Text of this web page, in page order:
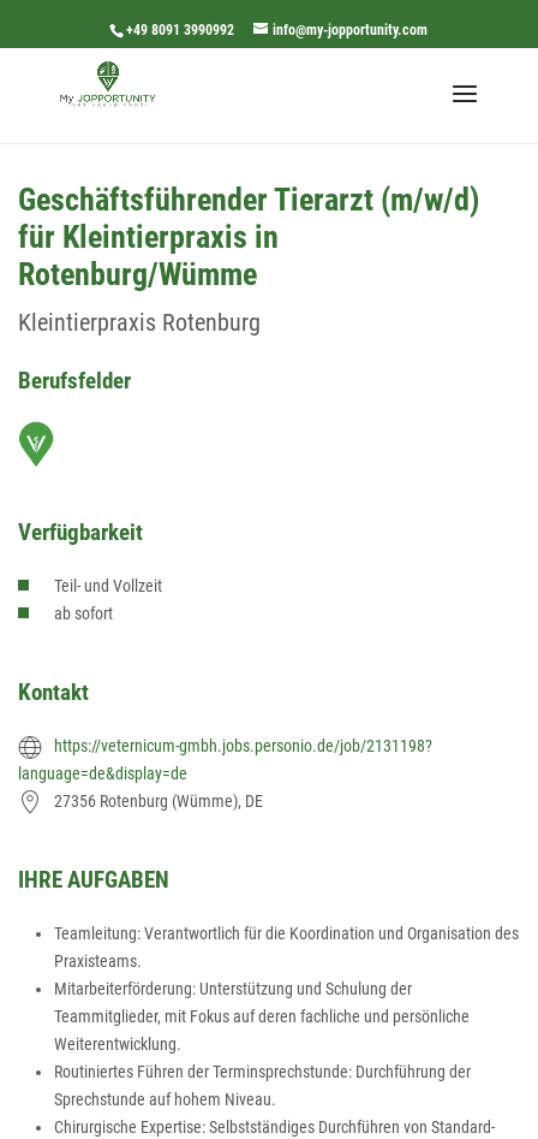
+49 8091 3990992 info@my-jopportunity.com
Geschäftsführender Tierarzt (m/w/d)
für Kleintierpraxis in
Rotenburg/Wümme
Kleintierpraxis Rotenburg
Berufsfelder
Verfügbarkeit
Teil- und Vollzeit
ab sofort
Kontakt
https://veternicum-gmbh.jobs.personio.de/job/2131198?
language=de&display=de
27356 Rotenburg (Wümme), DE
IHRE AUFGABEN
Teamleitung: Verantwortlich für die Koordination und Organisation des
Praxisteams.
Mitarbeiterförderung: Unterstützung und Schulung der
Teammitglieder, mit Fokus auf deren fachliche und persönliche
Weiterentwicklung.
Routiniertes Führen der Terminsprechstunde: Durchführung der
Sprechstunde auf hohem Niveau.
Chirurgische Expertise: Selbstständiges Durchführen von Standard-